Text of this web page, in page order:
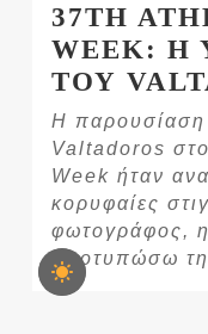
37TH
WEEK:
ΤΟΥ
Η παρουσίαση
Valtadoros
Week ήταν
κορυφαίες
φωτογράφος,
αποτυπώσω